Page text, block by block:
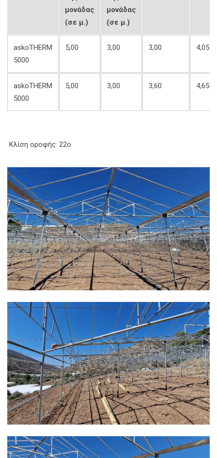
μονάδας
(σε μ.)
μονάδας
(σε μ.)
askoTHERM
5000
5,00 3,00 3,00 4,05
askoTHERM
5000
5,00 3,00 3,60 4,65
Κλίση οροφής: 22ο